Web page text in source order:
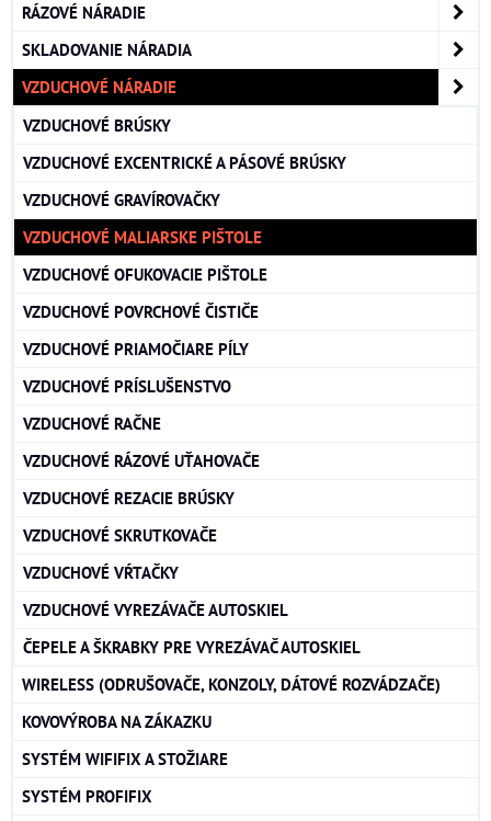
RÁZOVÉ NÁRADIE
SKLADOVANIE NÁRADIA
VZDUCHOVÉ NÁRADIE
VZDUCHOVÉ BRÚSKY
VZDUCHOVÉ EXCENTRICKÉ A PÁSOVÉ BRÚSKY
VZDUCHOVÉ GRAVÍROVAČKY
VZDUCHOVÉ MALIARSKE PIŠTOLE
VZDUCHOVÉ OFUKOVACIE PIŠTOLE
VZDUCHOVÉ POVRCHOVÉ ČISTIČE
VZDUCHOVÉ PRIAMOČIARE PÍLY
VZDUCHOVÉ PRÍSLUŠENSTVO
VZDUCHOVÉ RAČNE
VZDUCHOVÉ RÁZOVÉ UŤAHOVAČE
VZDUCHOVÉ REZACIE BRÚSKY
VZDUCHOVÉ SKRUTKOVAČE
VZDUCHOVÉ VŔTAČKY
VZDUCHOVÉ VYREZÁVAČE AUTOSKIEL
ČEPELE A ŠKRABKY PRE VYREZÁVAČ AUTOSKIEL
WIRELESS (ODRUŠOVAČE, KONZOLY, DÁTOVÉ ROZVÁDZAČE)
KOVOVÝROBA NA ZÁKAZKU
SYSTÉM WIFIFIX A STOŽIARE
SYSTÉM PROFIFIX